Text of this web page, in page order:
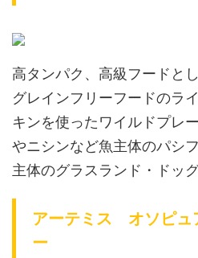
高タンパク、高級フードと
グレインフリーフードのラ
キンを使ったワイルドプレ
やニシンなど魚主体のパシ
主体のグラスランド・ドッ
アーテミス オソピ
ー